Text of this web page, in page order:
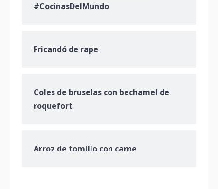
#CocinasDelMundo
Fricandó de rape
Coles de bruselas con bechamel de
roquefort
Arroz de tomillo con carne